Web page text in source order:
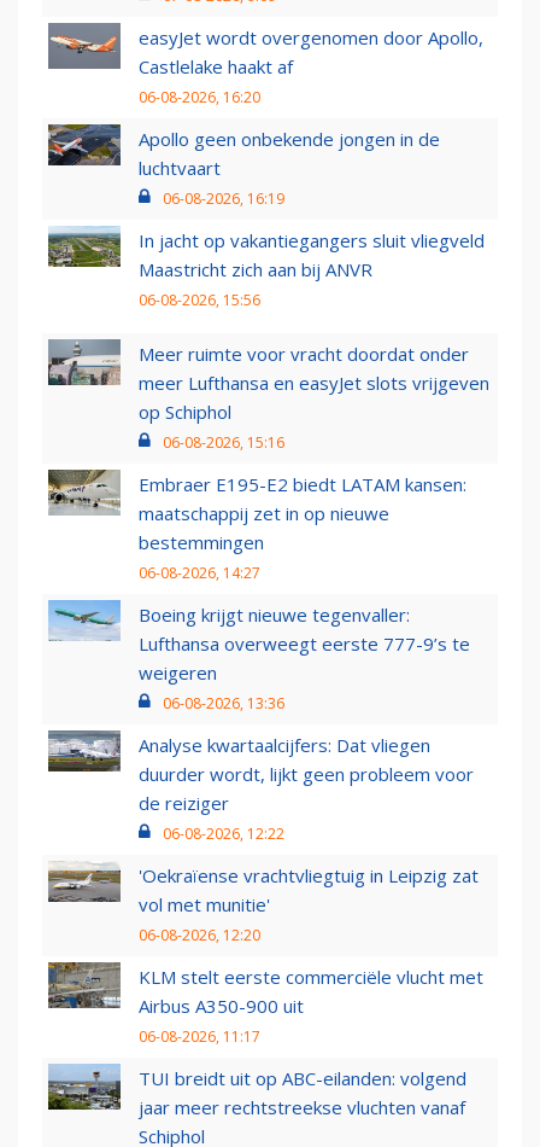
easyJet wordt overgenomen door Apollo,
Castlelake haakt af
06-08-2026, 16:20
Apollo geen onbekende jongen in de
luchtvaart
06-08-2026, 16:19
In jacht op vakantiegangers sluit vliegveld
Maastricht zich aan bij ANVR
06-08-2026, 15:56
Meer ruimte voor vracht doordat onder
meer Lufthansa en easyJet slots vrijgeven
op Schiphol
06-08-2026, 15:16
Embraer E195-E2 biedt LATAM kansen:
maatschappij zet in op nieuwe
bestemmingen
06-08-2026, 14:27
Boeing krijgt nieuwe tegenvaller:
Lufthansa overweegt eerste 777-9’s te
weigeren
06-08-2026, 13:36
Analyse kwartaalcijfers: Dat vliegen
duurder wordt, lijkt geen probleem voor
de reiziger
06-08-2026, 12:22
'Oekraïense vrachtvliegtuig in Leipzig zat
vol met munitie'
06-08-2026, 12:20
KLM stelt eerste commerciële vlucht met
Airbus A350-900 uit
06-08-2026, 11:17
TUI breidt uit op ABC-eilanden: volgend
jaar meer rechtstreekse vluchten vanaf
Schiphol